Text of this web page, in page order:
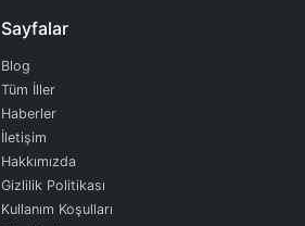
Sayfalar
Blog
Tüm İller
Haberler
İletişim
Hakkımızda
Gizlilik Politikası
Kullanım Koşulları